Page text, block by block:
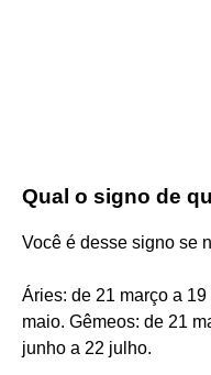
Qual o signo de
Você é desse signo se
Áries: de 21 março a
maio. Gêmeos: de 21
junho a 22 julho.